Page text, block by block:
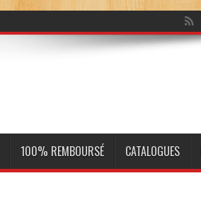
100% REMBOURSÉ CATALOGUES